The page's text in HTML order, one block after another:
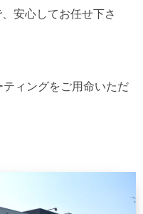
安心してお任せ下さ
ィングをご用命いただ